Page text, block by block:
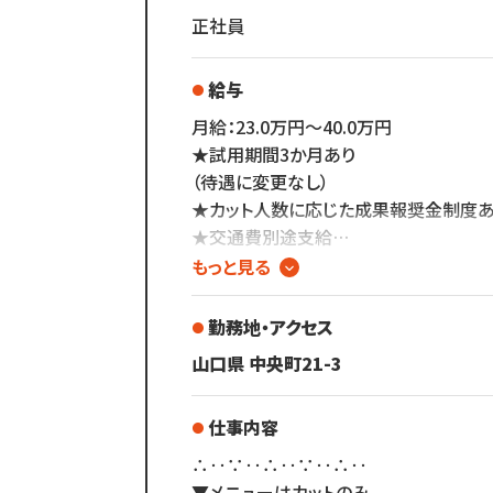
正社員
給与
月給：23.0万円～40.0万円
★試用期間3か月あり
（待遇に変更なし）
★カット人数に応じた成果報奨金制度
★交通費別途支給
★昇給チャンスあり
もっと見る
勤務地・アクセス
山口県 中央町21-3
仕事内容
∴‥∵‥∴‥∵‥∴‥